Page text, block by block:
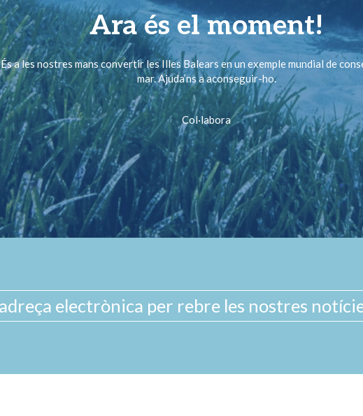
Ara és el moment!
És a les nostres mans convertir les Illes Balears en un exemple mundial de
mar. Ajuda’ns a aconseguir-ho.
Col·labora